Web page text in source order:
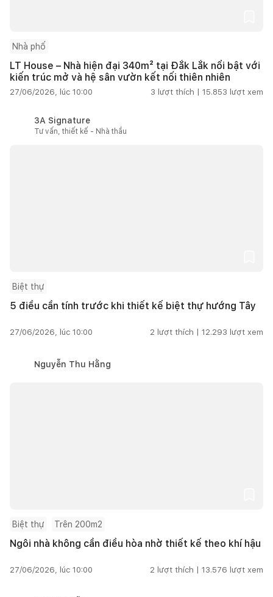
Nhà phố
LT House – Nhà hiện đại 340m² tại Đắk Lắk nổi bật với
kiến trúc mở và hệ sân vườn kết nối thiên nhiên
27/06/2026, lúc 10:00 3 lượt thích | 15.853 lượt xem
3A Signature
Tư vấn, thiết kế - Nhà thầu
Biệt thự
5 điều cần tính trước khi thiết kế biệt thự hướng Tây
27/06/2026, lúc 10:00 2 lượt thích | 12.293 lượt xem
Nguyễn Thu Hằng
Biệt thự Trên 200m2
Ngôi nhà không cần điều hòa nhờ thiết kế theo khí hậu
27/06/2026, lúc 10:00 2 lượt thích | 13.576 lượt xem